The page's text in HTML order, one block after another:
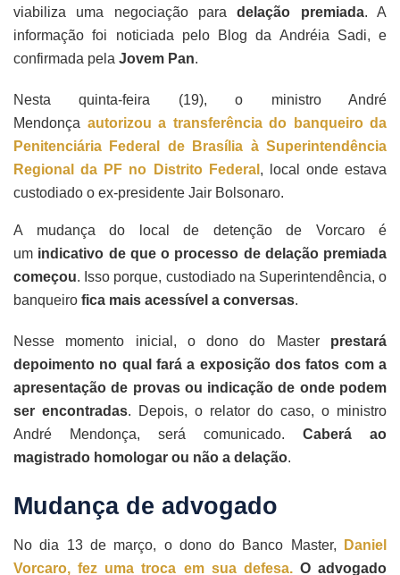
viabiliza uma negociação paradelação premiada. A
informação foi noticiada pelo Blog da Andréia Sadi, e
confirmada pela Jovem Pan.
Nesta quinta-feira (19), o ministro André
Mendonça autorizou a transferência do banqueiro da
Penitenciária Federal de Brasília à Superintendência
Regional da PF no Distrito Federal , local onde estava
custodiado o ex-presidente Jair Bolsonaro.
A mudança do local de detenção de Vorcaro é
um indicativo de que o processo de delação premiada
começou. Isso porque, custodiado na Superintendência, o
banqueiro fica mais acessível a conversas.
Nesse momento inicial, o dono do Master prestará
depoimento no qual fará a exposição dos fatos com a
apresentação de provas ou indicação de onde podem
ser encontradas. Depois, o relator do caso, o ministro
André Mendonça, será comunicado. Caberá ao
magistrado homologar ou não a delação.
Mudança de advogado
No dia 13 de março, o dono do Banco Master,
Daniel
Vorcaro, fez uma troca em sua defesa. O advogado